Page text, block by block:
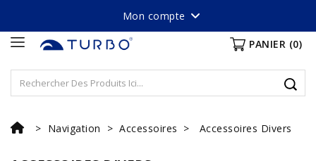
Mon compte
PANIER (0)
Navigation Accessoires Accessoires Divers